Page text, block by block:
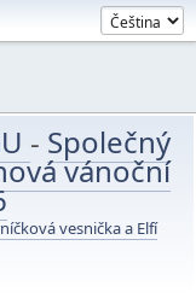
- Společný
vánoční
vesnička a Elfí